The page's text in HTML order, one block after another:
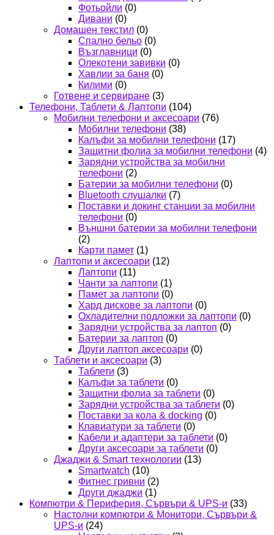
Фотьойли (0)
Дивани (0)
Домашен текстил (0)
Спално бельо (0)
Възглавници (0)
Олекотени завивки (0)
Хавлии за баня (0)
Килими (0)
Готвене и сервиране (3)
Телефони, Таблети & Лаптопи (104)
Мобилни телефони и аксесоари (76)
Мобилни телефони (38)
Калъфи за мобилни телефони (17)
Защитни фолиа за мобилни телефони (4)
Зарядни устройства за мобилни
телефони (2)
Батерии за мобилни телефони (0)
Bluetooth слушалки (7)
Поставки и докинг станции за мобилни
телефони (0)
Външни батерии за мобилни телефони
(2)
Карти памет (1)
Лаптопи и аксесоари (12)
Лаптопи (11)
Чанти за лаптопи (1)
Памет за лаптопи (0)
Хард дискове за лаптопи (0)
Охладителни подложки за лаптопи (0)
Зарядни устройства за лаптоп (0)
Батерии за лаптоп (0)
Други лаптоп аксесоари (0)
Таблети и аксесоари (3)
Таблети (3)
Калъфи за таблети (0)
Защитни фолиа за таблети (0)
Зарядни устройства за таблети (0)
Поставки за кола & docking (0)
Клавиатури за таблети (0)
Кабели и адаптери за таблети (0)
Други аксесоари за таблети (0)
Джаджи & Smart технологии (13)
Smartwatch (10)
Фитнес гривни (2)
Други джаджи (1)
Компютри & Периферия, Сървъри & UPS-и (33)
Настолни компютри & Монитори, Сървъри &
UPS-и (24)